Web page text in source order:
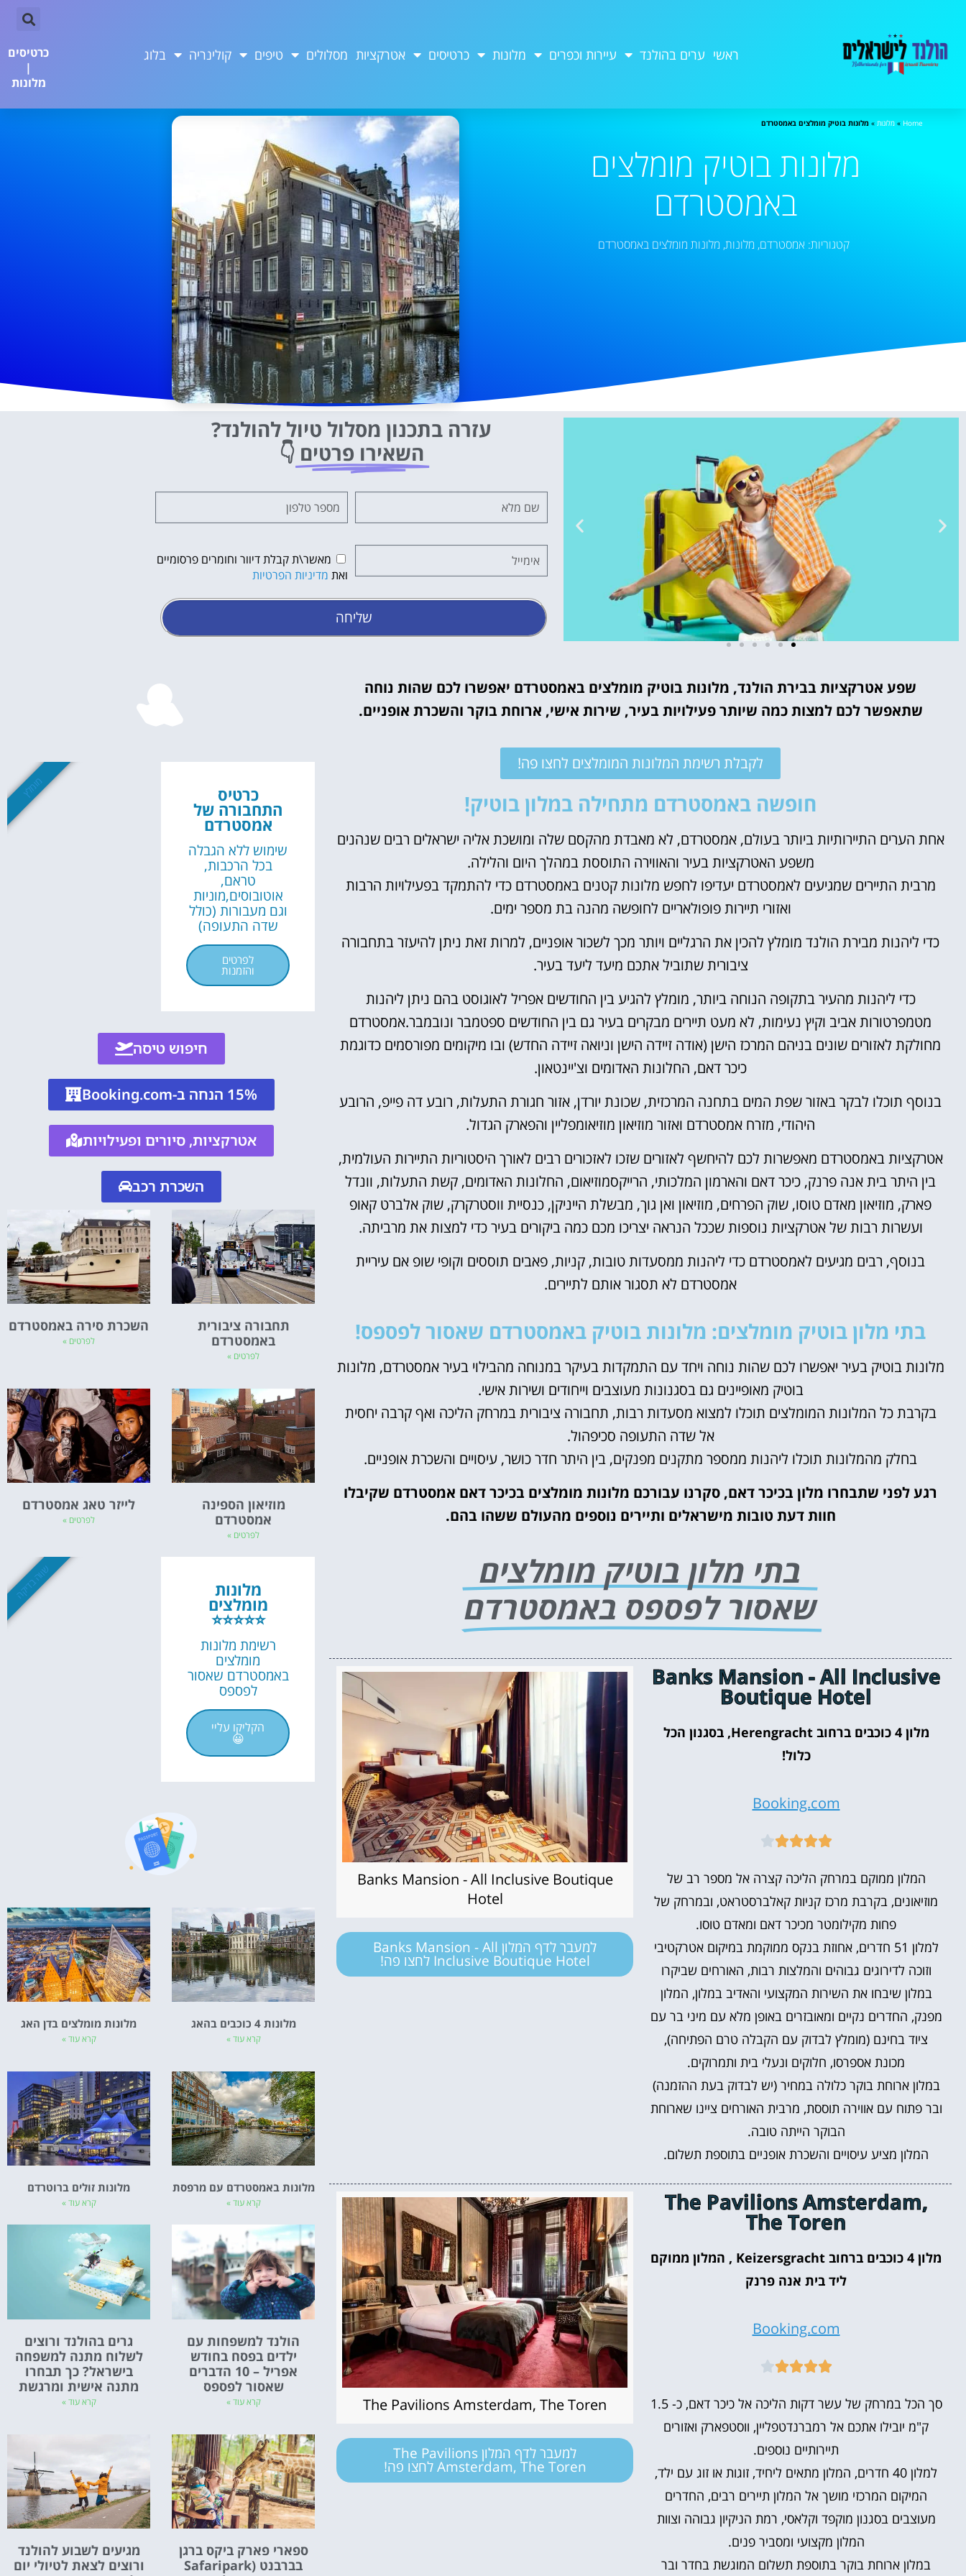
ראשי ערים בהולנד עיירות וכפרים מלונות כרטיסים אטרקציות מסלולים טיפים קולינריה בלוג
כרטיסים
|
מלונות
Home
» מלונות » מלונות בוטיק מומלצים באמסטרדם
מלונות בוטיק מומלצים
באמסטרדם
קטגוריות: אמסטרדם, מלונות, מלונות מומלצים באמסטרדם
מלונות
מציאת מלון
אטרקציות
וסיורים
לחצו פה!
עזרה בתכנון מסלול טיול להולנד?
השאירו פרטים 👇
מאשר\ת קבלת דיוור וחומרים פרסומיים
ואת מדיניות הפרטיות
שליחה
שפע אטרקציות בבירת הולנד, מלונות בוטיק מומלצים באמסטרדם יאפשרו לכם שהות נוחה
שתאפשר לכם למצות כמה שיותר פעילויות בעיר, שירות אישי, ארוחת בוקר והשכרת אופניים.
לקבלת רשימת המלונות המומלצים לחצו פה!
חופשה באמסטרדם מתחילה במלון בוטיק!
אחת הערים התיירותיות ביותר בעולם, אמסטרדם, לא מאבדת מהקסם שלה ומושכת אליה ישראלים רבים שנהנים
משפע האטרקציות בעיר והאווירה התוססת במהלך היום והלילה.
מרבית התיירים שמגיעים לאמסטרדם יעדיפו לחפש מלונות קטנים באמסטרדם כדי להתמקד בפעילויות הרבות
ואזורי תיירות פופולאריים לחופשה מהנה בת מספר ימים.
כדי ליהנות מבירת הולנד מומלץ להכין את הרגליים ויותר מכך לשכור אופניים, למרות זאת ניתן להיעזר בתחבורה
ציבורית שתוביל אתכם מיעד ליעד בעיר.
כדי ליהנות מהעיר בתקופה הנוחה ביותר, מומלץ להגיע בין החודשים אפריל לאוגוסט בהם ניתן ליהנות
מטמפרטורות אביב וקיץ נעימות, לא מעט תיירים מבקרים בעיר גם בין החודשים ספטמבר ונובמבר.אמסטרדם
מחולקת לאזורים שונים בניהם המרכז הישן (אודה זיידה הישן וניואה זיידה החדש) ובו מיקומים מפורסמים כדוגמת
כיכר דאם, החלונות האדומים וצ'יינטאון.
בנוסף תוכלו לבקר באזור שפת המים בתחנה המרכזית, שכונת יורדן, אזור חגורת התעלות, רובע דה פייפ, הרובע
היהודי, מזרח אמסטרדם ואזור מוזיאון מוזיאומפליין והפארק הגדול.
אטרקציות באמסטרדם מאפשרות לכם להיחשף לאזורים שזכו לאזכורים רבים לאורך היסטוריות התיירות העולמית,
בין היתר בית אנה פרנק, כיכר דאם והארמון המלכותי, הרייקסמוזיאום, החלונות האדומים, קשת התעלות, וונדל
פארק, מוזיאון מאדם טוסו, שוק הפרחים, מוזיאון ואן גוך, מבשלת הייניקן, כנסיית ווסטרקרק, שוק אלברט קאופ
ועשרות רבות של אטרקציות נוספות שככל הנראה יצריכו מכם כמה ביקורים בעיר כדי למצות את מרביתה.
בנוסף, רבים מגיעים לאמסטרדם כדי ליהנות ממסעדות טובות, קניות, פאבים תוססים וקופי שופ אם עיריית
אמסטרדם לא תסגור אותם לתיירים.
בתי מלון בוטיק מומלצים: מלונות בוטיק באמסטרדם שאסור לפספס!
מלונות בוטיק בעיר יאפשרו לכם שהות נוחה ויחד עם התמקדות בעיקר במנוחה מהבילוי בעיר אמסטרדם, מלונות
בוטיק מאופיינים גם בסגנונות מעוצבים וייחודים ושירות אישי.
בקרבת כל המלונות המומלצים תוכלו למצוא מסעדות רבות, תחבורה ציבורית במרחק הליכה ואף קרבה יחסית
אל שדה התעופה סכיפהול.
בחלק מהמלונות תוכלו ליהנות ממספר מתקנים מפנקים, בין היתר חדר כושר, עיסויים והשכרת אופניים.
רגע לפני שתבחרו מלון בכיכר דאם, סקרנו עבורכם מלונות מומלצים בכיכר דאם אמסטרדם שקיבלו
חוות דעת טובות מישראלים ותיירים נוספים מהעולם ששהו בהם.
בתי מלון בוטיק מומלצים
שאסור לפספס באמסטרדם
Banks Mansion - All Inclusive
Boutique Hotel
מלון 4 כוכבים ברחוב Herengracht, בסגנון הכל
כלול!
Booking.com





המלון ממוקם במרחק הליכה קצרה אל מספר רב של
מוזיאונים, בקרבת מרכז קניות קאלברסטראט, ובמרחק של
פחות מקילומטר מכיכר דאם ומאדם טוסו.
למלון 51 חדרים, אחוזת בנקס ממוקמת במיקום אטרקטיבי
וזוכה לדירוגים גבוהים והמלצות רבות, האורחים שביקרו
במלון שיבחו את השירות המקצועי והאדיב במלון, המלון
מפנק, החדרים נקיים ומאובזרים באופן מלא עם מיני בר עם
ציוד בחינם (מומלץ לבדוק עם הקבלה טרם הפתיחה),
מכונת אספרסו, חלוקים ונעלי בית ותמרוקים.
במלון ארוחת בוקר כלולה במחיר (יש לבדוק בעת ההזמנה)
ובר פתוח עם אווירה תוססת, מרבית האורחים ציינו שארוחת
הבוקר הייתה טובה.
המלון מציע עיסויים והשכרת אופניים בתוספת תשלום.
Banks Mansion - All Inclusive Boutique
Hotel
למעבר לדף המלון Banks Mansion - All
Inclusive Boutique Hotel לחצו פה!
The Pavilions Amsterdam,
The Toren
מלון 4 כוכבים ברחוב Keizersgracht , המלון ממוקם
ליד בית אנה פרנק
Booking.com





סך הכל במרחק של עשר דקות הליכה אל כיכר דאם, כ- 1.5
ק"מ יובילו אתכם אל רמברנדטפליין, ווסטפארק ואזורים
תיירותיים נוספים.
למלון 40 חדרים, המלון מתאים ליחיד, זוגות או זוג עם ילד,
המיקום המרכזי מושך אל המלון תיירים רבים, החדרים
מעוצבים בסגנון מוקפד וקלאסי, רמת הניקיון גבוהה וצוות
המלון מקצועי ומסביר פנים.
במלון ארוחת בוקר בתוספת תשלום המוגשת בחדר ובר
The Pavilions Amsterdam, The Toren
למעבר לדף המלון The Pavilions
Amsterdam, The Toren לחצו פה!
כרטיס
התחבורה של
אמסטרדם
שימוש ללא הגבלה
בכל הרכבות,
טראם,
אוטובוסים,מוניות
וגם מעבורות (כולל
שדה התעופה)
לפרטים
והזמנות
מומלץ
חיפוש טיסה
15% הנחה ב-Booking.com
אטרקציות, סיורים ופעילויות
השכרת רכב
תחבורה ציבורית
באמסטרדם
לפרטים »
השכרת סירה באמסטרדם
לפרטים »
מוזיאון הספינה
אמסטרדם
לפרטים »
לייזר טאג אמסטרדם
לפרטים »
מלונות
מומלצים
⭐⭐⭐⭐⭐
רשימת מלונות
מומלצים
באמסטרדם שאסור
לפספס
הקליקו עליי
😀
שווה בדיקה
מלונות 4 כוכבים בהאג
קרא עוד »
מלונות מומלצים בדן האג
קרא עוד »
מלונות באמסטרדם עם מרפסת
קרא עוד »
מלונות זולים ברוטרדם
קרא עוד »
הולנד למשפחות עם
ילדים בפסח בחודש
אפריל – 10 הדברים
שאסור לפספס
קרא עוד »
גרים בהולנד ורוצים
לשלוח מתנה למשפחה
בישראל? כך תבחרו
מתנה אישית ומרגשת
קרא עוד »
ספארי פארק ביקס ברגן
בברבנט (Safaripark
מגיעים לשבוע להולנד
ורוצים לצאת לטיולי יום